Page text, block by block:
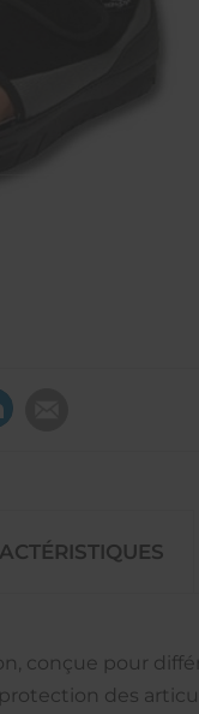
conçue pour
des